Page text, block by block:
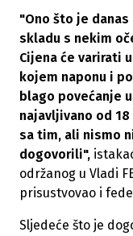
"Ono što je
skladu s nekim
Cijena će varirati
kojem naponu i
blago povećanje
najavljivano od
sa tim, ali nismo
dogovorili",
održanog u Vladi
prisustvovao i
Sljedeće što je